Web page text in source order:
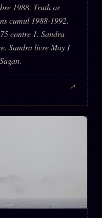
1988. Truth or
cumul 1988-1992.
contre 1. Sandra
Sandra livre May I
↗